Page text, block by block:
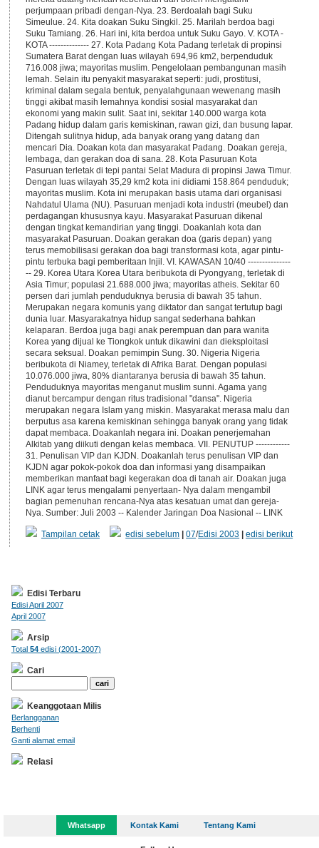
Tampilan cetak edisi sebelum |07/Edisi 2003 |edisi berikut
Edisi Terbaru
Edisi April 2007
April 2007
Arsip
Total 54edisi (2001-2007)
Cari
Keanggotaan Milis
Berlangganan
Berhenti
Ganti alamat email
Relasi
Whatsapp Kontak Kami Tentang Kami